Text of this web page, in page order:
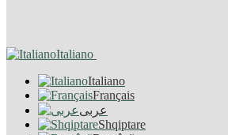
Italiano
Italiano
Français
عربى
Shqiptare